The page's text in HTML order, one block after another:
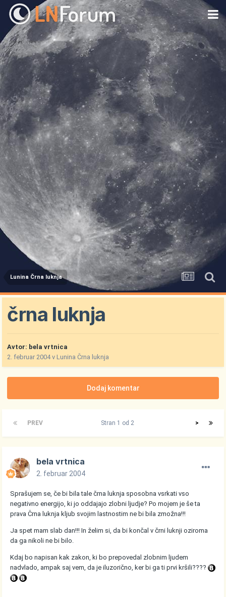
Lunina Črna luknja
črna luknja
Avtor: bela vrtnica
2. februar 2004vLunina Črna luknja
Dodaj komentar
PREV >
Stran 1 od 2
bela vrtnica
2. februar 2004
Sprašujem se, če bi bila tale črna luknja sposobna vsrkati vso
negativno energijo, ki jo oddajajo zlobni ljudje? Po mojem je še ta
prava Črna luknja kljub svojim lastnostim ne bi bila zmožna!!!
Ja spet mam slab dan!!! In želim si, da bi končal v črni luknji oziroma
da ga nikoli ne bi bilo.
Kdaj bo napisan kak zakon, ki bo prepovedal zlobnim ljudem
nadvlado, ampak saj vem, da je iluzorično, ker bi ga ti prvi kršili????